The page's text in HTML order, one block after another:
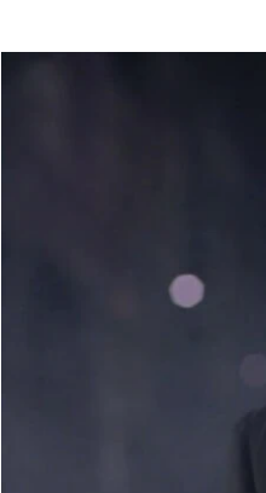
Men for Murphy var
har han
Mad Professor» på,
spille i «Vampire in
Kunne Craven ha
med? En som bare vil